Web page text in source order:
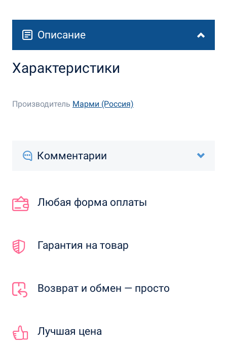
Описание
Характеристики
Производитель Марми (Россия)
Комментарии
Любая форма оплаты
Гарантия на товар
Возврат и обмен — просто
Лучшая цена